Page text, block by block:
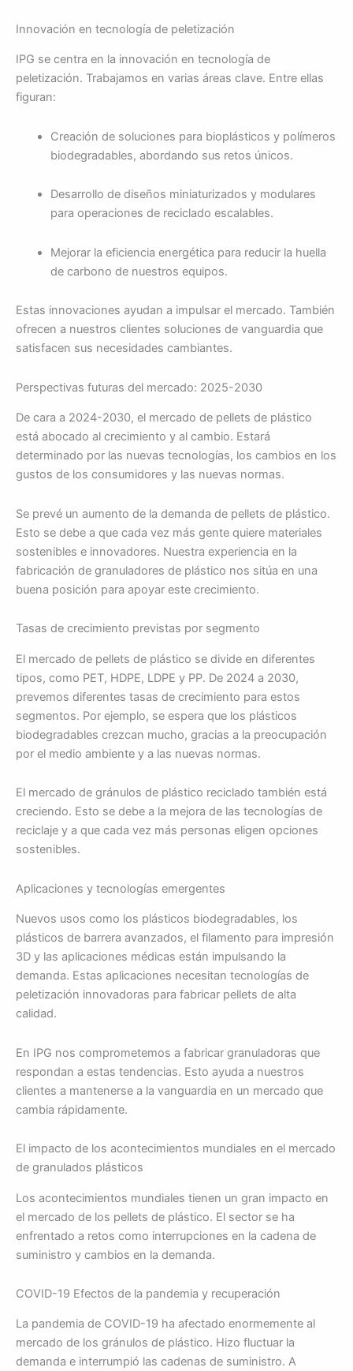
Innovación en tecnología de peletización
IPG se centra en la innovación en tecnología de
peletización. Trabajamos en varias áreas clave. Entre ellas
figuran:
Creación de soluciones para bioplásticos y polímeros
biodegradables, abordando sus retos únicos.
Desarrollo de diseños miniaturizados y modulares
para operaciones de reciclado escalables.
Mejorar la eficiencia energética para reducir la huella
de carbono de nuestros equipos.
Estas innovaciones ayudan a impulsar el mercado. También
ofrecen a nuestros clientes soluciones de vanguardia que
satisfacen sus necesidades cambiantes.
Perspectivas futuras del mercado: 2025-2030
De cara a 2024-2030, el mercado de pellets de plástico
está abocado al crecimiento y al cambio. Estará
determinado por las nuevas tecnologías, los cambios en los
gustos de los consumidores y las nuevas normas.
Se prevé un aumento de la demanda de pellets de plástico.
Esto se debe a que cada vez más gente quiere materiales
sostenibles e innovadores. Nuestra experiencia en la
fabricación de granuladores de plástico nos sitúa en una
buena posición para apoyar este crecimiento.
Tasas de crecimiento previstas por segmento
El mercado de pellets de plástico se divide en diferentes
tipos, como PET, HDPE, LDPE y PP. De 2024 a 2030,
prevemos diferentes tasas de crecimiento para estos
segmentos. Por ejemplo, se espera que los plásticos
biodegradables crezcan mucho, gracias a la preocupación
por el medio ambiente y a las nuevas normas.
El mercado de gránulos de plástico reciclado también está
creciendo. Esto se debe a la mejora de las tecnologías de
reciclaje y a que cada vez más personas eligen opciones
sostenibles.
Aplicaciones y tecnologías emergentes
Nuevos usos como los plásticos biodegradables, los
plásticos de barrera avanzados, el filamento para impresión
3D y las aplicaciones médicas están impulsando la
demanda. Estas aplicaciones necesitan tecnologías de
peletización innovadoras para fabricar pellets de alta
calidad.
En IPG nos comprometemos a fabricar granuladoras que
respondan a estas tendencias. Esto ayuda a nuestros
clientes a mantenerse a la vanguardia en un mercado que
cambia rápidamente.
El impacto de los acontecimientos mundiales en el mercado
de granulados plásticos
Los acontecimientos mundiales tienen un gran impacto en
el mercado de los pellets de plástico. El sector se ha
enfrentado a retos como interrupciones en la cadena de
suministro y cambios en la demanda.
COVID-19 Efectos de la pandemia y recuperación
La pandemia de COVID-19 ha afectado enormemente al
mercado de los gránulos de plástico. Hizo fluctuar la
demanda e interrumpió las cadenas de suministro. A